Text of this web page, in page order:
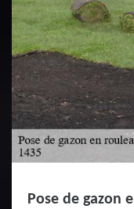
Pose de gazon